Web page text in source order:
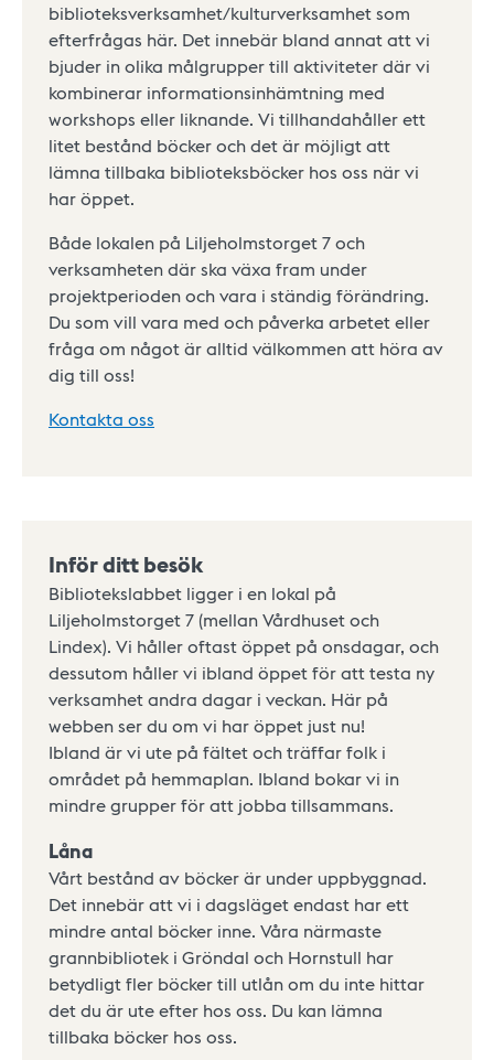
biblioteksverksamhet/kulturverksamhet som
efterfrågas här. Det innebär bland annat att vi
bjuder in olika målgrupper till aktiviteter där vi
kombinerar informationsinhämtning med
workshops eller liknande. Vi tillhandahåller ett
litet bestånd böcker och det är möjligt att
lämna tillbaka biblioteksböcker hos oss när vi
har öppet.
Både lokalen på Liljeholmstorget 7 och
verksamheten där ska växa fram under
projektperioden och vara i ständig förändring.
Du som vill vara med och påverka arbetet eller
fråga om något är alltid välkommen att höra av
dig till oss!
Kontakta oss
Inför ditt besök
Bibliotekslabbet ligger i en lokal på
Liljeholmstorget 7 (mellan Vårdhuset och
Lindex). Vi håller oftast öppet på onsdagar, och
dessutom håller vi ibland öppet för att testa ny
verksamhet andra dagar i veckan. Här på
webben ser du om vi har öppet just nu!
Ibland är vi ute på fältet och träffar folk i
området på hemmaplan. Ibland bokar vi in
mindre grupper för att jobba tillsammans.
Låna
Vårt bestånd av böcker är under uppbyggnad.
Det innebär att vi i dagsläget endast har ett
mindre antal böcker inne. Våra närmaste
grannbibliotek i Gröndal och Hornstull har
betydligt fler böcker till utlån om du inte hittar
det du är ute efter hos oss. Du kan lämna
tillbaka böcker hos oss.